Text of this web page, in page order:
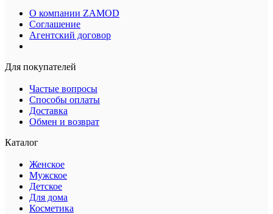
О компании ZAMOD
Соглашение
Агентский договор
Для покупателей
Частые вопросы
Способы оплаты
Доставка
Обмен и возврат
Каталог
Женское
Мужское
Детское
Для дома
Косметика